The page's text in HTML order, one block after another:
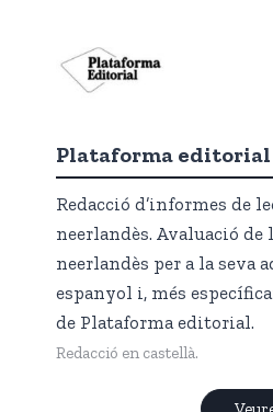
Plataforma editorial
Redacció d’informes de
neerlandès. Avaluació de
neerlandès per a la seva
espanyol i, més
de Plataforma editorial.
Redacció en castellà.